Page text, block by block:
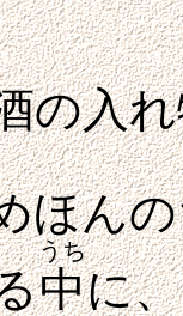
の入
んの
中
うち
に、